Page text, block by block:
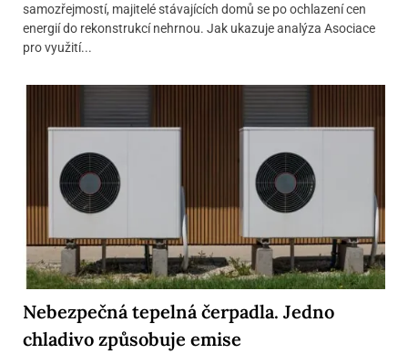
samozřejmostí, majitelé stávajících domů se po ochlazení cen
energií do rekonstrukcí nehrnou. Jak ukazuje analýza Asociace
pro využití...
Nebezpečná tepelná čerpadla. Jedno
chladivo způsobuje emise